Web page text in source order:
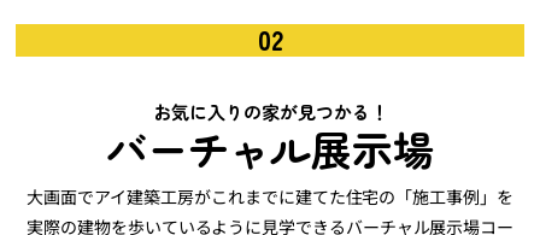
02
お気に入りの家が見つかる！
バーチャル展示場
大画面でアイ建築工房がこれまでに建てた住宅の「施工事例」を
実際の建物を歩いているように見学できるバーチャル展示場コー